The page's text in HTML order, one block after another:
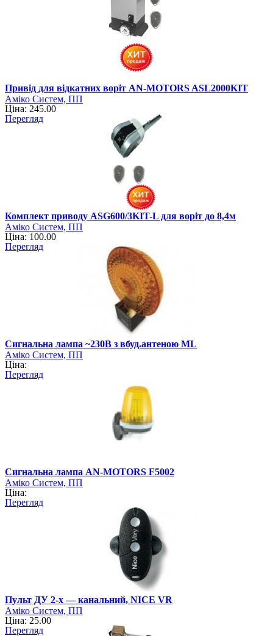
Привід для відкатних воріт AN-MOTORS ASL2000KIT
Аміко Систем, ПП
Ціна: 245.00
Перегляд
Комплект приводу ASG600/3KIT-L для воріт до 8,4м
Аміко Систем, ПП
Ціна: 100.00
Перегляд
Cигнальна лампа ~230B з вбуд.антеною ML
Аміко Систем, ПП
Ціна:
Перегляд
Сигнальна лампа AN-MOTORS F5002
Аміко Систем, ПП
Ціна:
Перегляд
Пульт ДУ 2-x — канальний, NICE VR
Аміко Систем, ПП
Ціна: 25.00
Перегляд